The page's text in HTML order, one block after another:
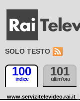
SOLO TESTO
100
indice
101
ultim'ora
www.servizitelevideo.rai.it